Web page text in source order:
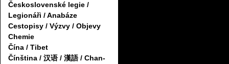
Československé legie /
Legionáři / Anabáze
Cestopisy / Výzvy / Objevy
Chemie
Čína / Tibet
Čínština / 汉语 / 漢語 / Chan-